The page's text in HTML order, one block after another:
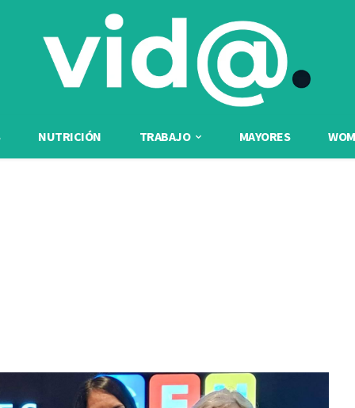
NUTRICIÓN TRABAJO MAYORES